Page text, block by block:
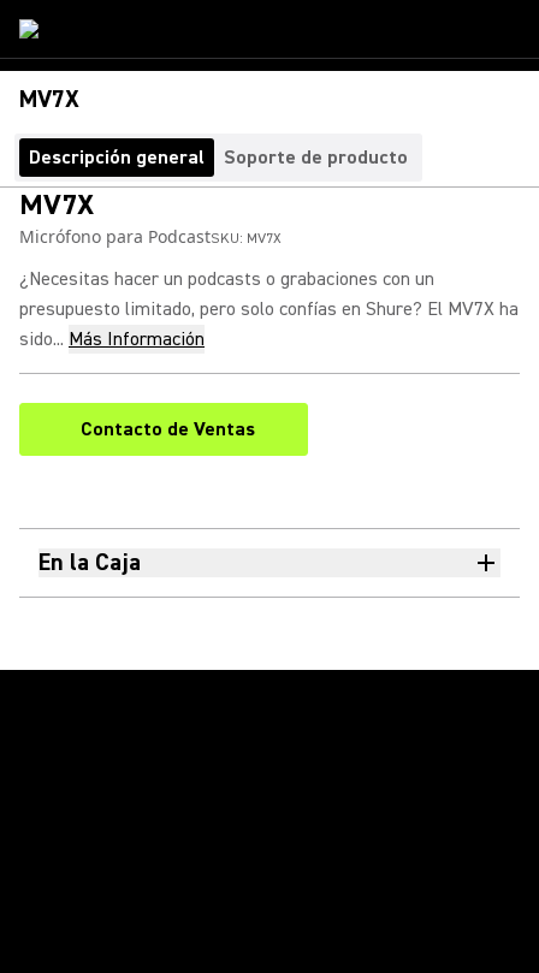
MV7X
Descripción general Soporte de producto
MV7X
Micrófono para PodcastSKU: MV7X
¿Necesitas hacer un podcasts o grabaciones con un
presupuesto limitado, pero solo confías en Shure? El MV7X ha
sido... Más Información
Contacto de Ventas
En la Caja